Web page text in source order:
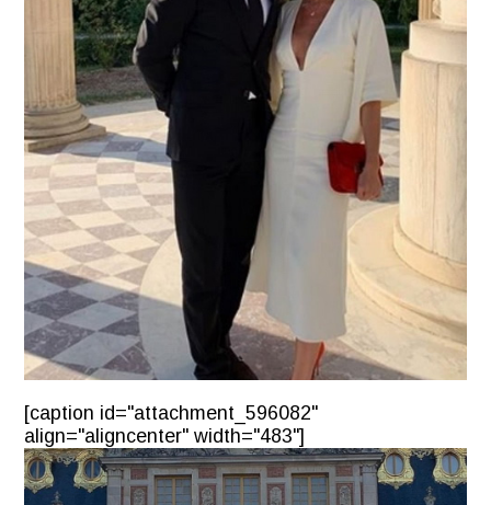
[caption id="attachment_596082"
align="aligncenter" width="483"]